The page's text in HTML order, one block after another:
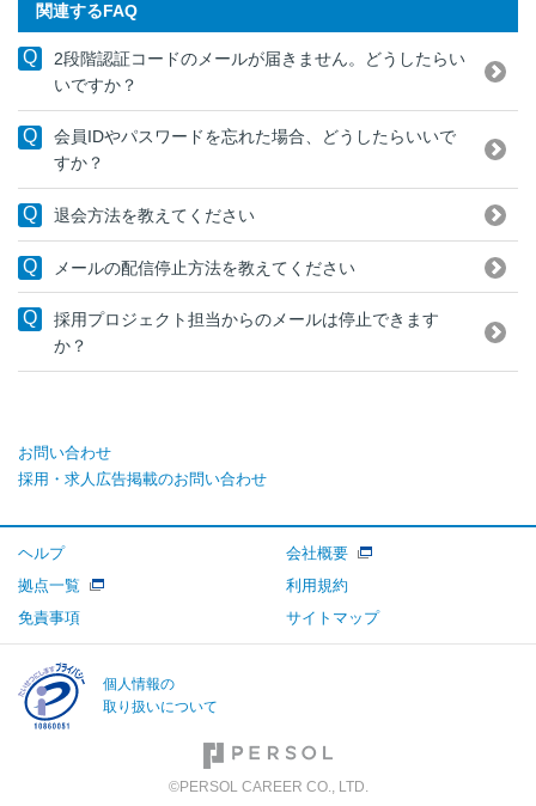
関連するFAQ
2段階認証コードのメールが届きません。どうしたらい
いですか？
会員IDやパスワードを忘れた場合、どうしたらいいで
すか？
退会方法を教えてください
メールの配信停止方法を教えてください
採用プロジェクト担当からのメールは停止できます
か？
お問い合わせ
採用・求人広告掲載のお問い合わせ
ヘルプ
会社概要
拠点一覧
利用規約
免責事項
サイトマップ
個人情報の
取り扱いについて
©PERSOL CAREER CO., LTD.